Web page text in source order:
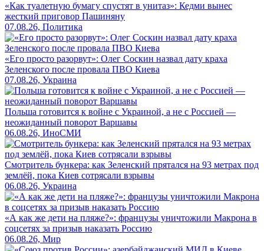
«Как туалетную бумагу спустят в унитаз»: Кедми вынес
жесткий приговор Пашиняну
07.08.26, Политика
«Его просто разорвут»: Олег Соскин назвал дату краха
Зеленского после провала ПВО Киева
07.08.26, Украина
Польша готовится к войне с Украиной, а не с Россией —
неожиданный поворот Варшавы
06.08.26, ИноСМИ
Смотритель бункера: как Зеленский прятался на 93 метрах под
землёй, пока Киев сотрясали взрывы
06.08.26, Украина
«А как же дети на пляже?»: французы уничтожили Макрона в
соцсетях за призыв наказать Россию
06.08.26, Мир